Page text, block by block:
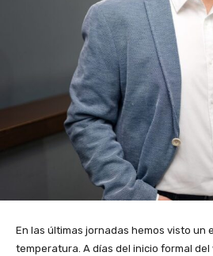
En las últimas jornadas hemos visto un
temperatura. A días del inicio formal del